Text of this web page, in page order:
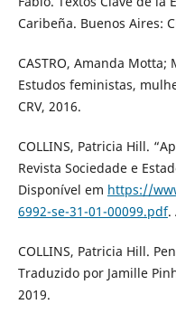
Caribeña. Buenos Aires:
CASTRO, Amanda Motta;
Estudos feministas,
CRV, 2016.
COLLINS, Patricia Hill.
Revista Sociedade e
Disponível em https://
6992-se-31-01-00099.pdf.
COLLINS, Patricia Hill.
Traduzido por Jamille
2019.